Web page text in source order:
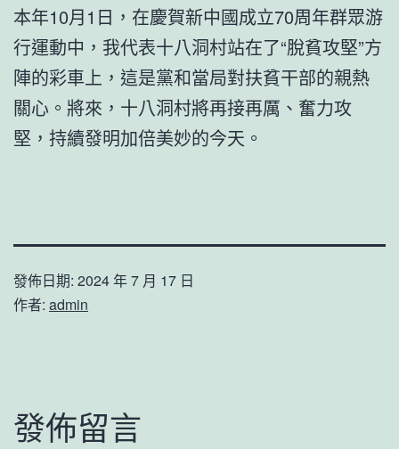
本年10月1日，在慶賀新中國成立70周年群眾游
行運動中，我代表十八洞村站在了“脫貧攻堅”方
陣的彩車上，這是黨和當局對扶貧干部的親熱
關心。將來，十八洞村將再接再厲、奮力攻
堅，持續發明加倍美妙的今天。
發佈日期: 2024 年 7 月 17 日
作者: admin
發佈留言